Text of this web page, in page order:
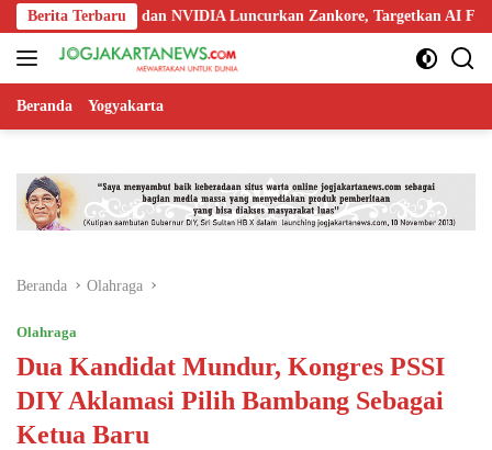
Langsung
ke
konten
Berita Terbaru
Nokia, dan NVIDIA Luncurkan Zankore, Targetkan AI Factory 1
Beranda Yogyakarta
Beranda Olahraga
Olahraga
Dua Kandidat Mundur, Kongres PSSI
DIY Aklamasi Pilih Bambang Sebagai
Ketua Baru